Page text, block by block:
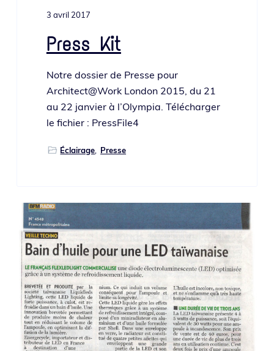
3 avril 2017
Press Kit
Notre dos­sier de Presse pour
Architect@Work London 2015, du 21
au 22 jan­vier à l’Olympia. Télécharger
le fichier : PressFile4
Éclairage Presse